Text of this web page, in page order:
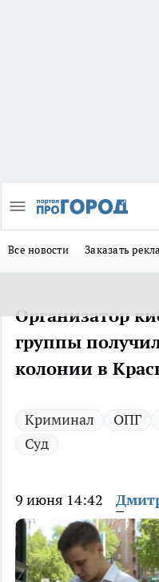
Все новости Заказать
Организатор
группы
колонии в
Криминал ОПГ
Суд
9 июня 14:42